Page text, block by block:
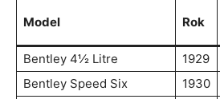
Model Rok
Bentley⁢ 4½ Litre
1929
Bentley Speed Six
1930